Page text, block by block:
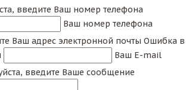
введите Ваш номер телефона
Ваш номер телефона
Ваш адрес электронной почты Ошибка в
Ваш E-mail
введите Ваше сообщение